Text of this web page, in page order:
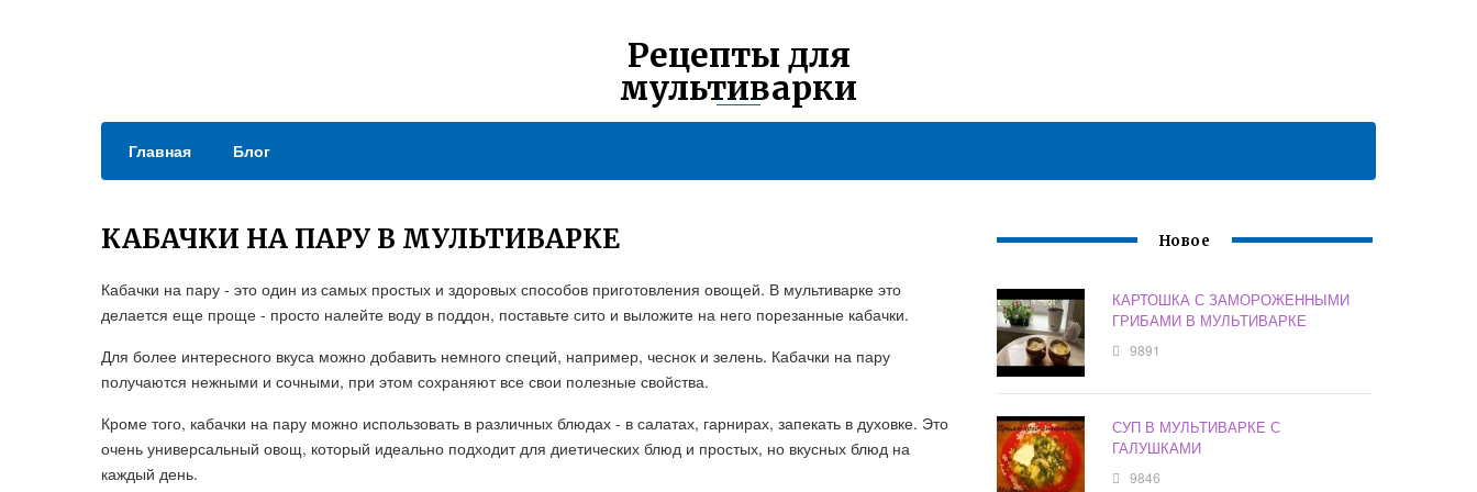
Рецепты для
мультиварки
Главная Блог
КАБАЧКИ НА ПАРУ В МУЛЬТИВАРКЕ
Кабачки на пару - это один из самых простых и здоровых способов приготовления овощей. В мультиварке это
делается еще проще - просто налейте воду в поддон, поставьте сито и выложите на него порезанные кабачки.
Для более интересного вкуса можно добавить немного специй, например, чеснок и зелень. Кабачки на пару
получаются нежными и сочными, при этом сохраняют все свои полезные свойства.
Кроме того, кабачки на пару можно использовать в различных блюдах - в салатах, гарнирах, запекать в духовке. Это
очень универсальный овощ, который идеально подходит для диетических блюд и простых, но вкусных блюд на
каждый день.
Новое
КАРТОШКА С ЗАМОРОЖЕННЫМИ
ГРИБАМИ В МУЛЬТИВАРКЕ
9891
СУП В МУЛЬТИВАРКЕ С
ГАЛУШКАМИ
9846